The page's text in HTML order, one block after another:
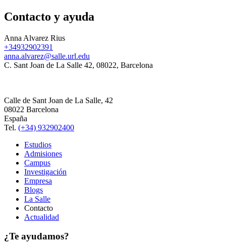
Contacto y ayuda
Anna Alvarez Rius
+34932902391
anna.alvarez@salle.url.edu
C. Sant Joan de La Salle 42, 08022, Barcelona
Calle de Sant Joan de La Salle, 42
08022 Barcelona
España
Tel. (+34) 932902400
Estudios
Admisiones
Campus
Investigación
Empresa
Blogs
La Salle
Contacto
Actualidad
¿Te ayudamos?